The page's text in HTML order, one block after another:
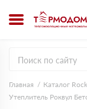
Главная Каталог
Утеплитель Роквул